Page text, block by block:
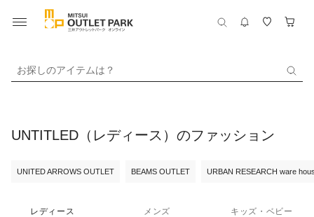
お探しのアイテムは？
UNTITLED（レディース）のファッション
UNITED ARROWS OUTLET BEAMS OUTLET URBAN RESEARCH ware
レディース メンズ キッズ・ベビー